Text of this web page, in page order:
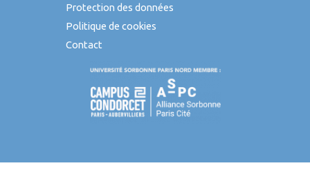
Protection des données
Politique de cookies
Contact